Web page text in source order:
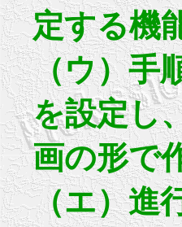
定する機
（ウ）手
を設定し
画の形で
（エ）進